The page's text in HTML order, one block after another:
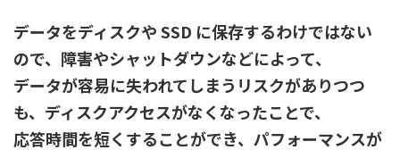
データをディスクや SSD に保存するわけではない
ので、障害やシャットダウンなどによって、
データが容易に失われてしまうリスクがありつつ
も、ディスクアクセスがなくなったことで、
応答時間を短くすることができ、パフォーマンスが